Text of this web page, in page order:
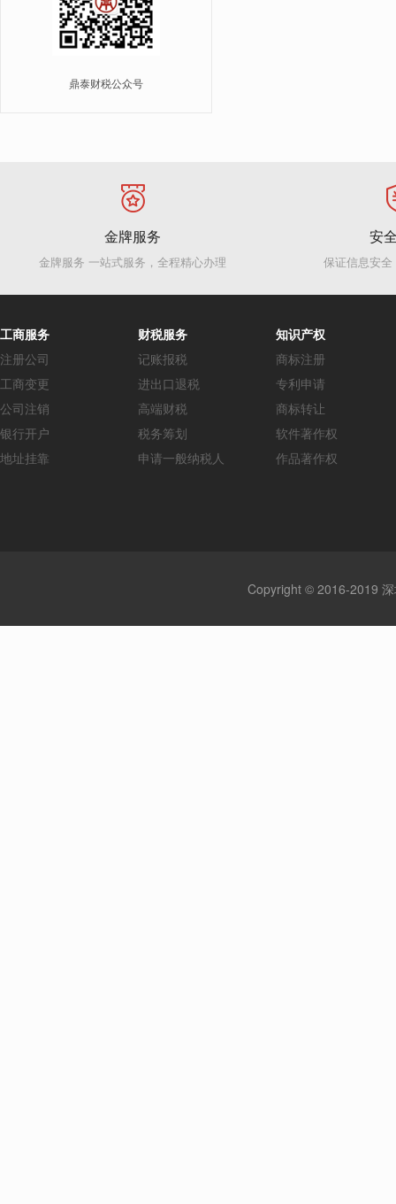
鼎泰财税公众号
金牌服务
金牌服务 一站式服务，全程精心办理
安
保证信息安
工商服务
注册公司
工商变更
公司注销
银行开户
地址挂靠
财税服务
记账报税
进出口退税
高端财税
税务筹划
申请一般纳税人
知识产权
商标注册
专利申请
商标转让
软件著作权
作品著作权
Copyright © 2016-2019